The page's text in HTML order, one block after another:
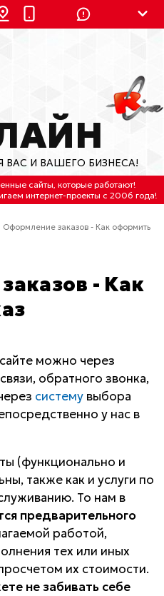
(с 2:30 до 11:30 по
по России
653
673
\ Левый торец здания
И ВАШЕГО БИЗНЕСА!
сайты, которые работают!
интернет-проекты с 2006 года!
Оформление заказов - Как оформить
- Как
можно через
обратного звонка,
систему выбора
у нас в
(функционально и
также как и услуги по
То нам в
предварительного
работой,
тех или иных
их стоимости.
не забивать себе